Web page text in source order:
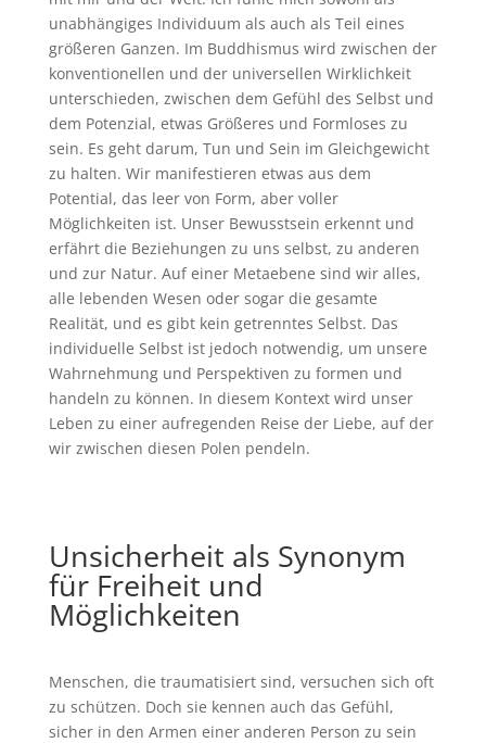
unabhängiges Individuum als auch als Teil eines
größeren Ganzen. Im Buddhismus wird zwischen der
konventionellen und der universellen Wirklichkeit
unterschieden, zwischen dem Gefühl des Selbst und
dem Potenzial, etwas Größeres und Formloses zu
sein. Es geht darum, Tun und Sein im Gleichgewicht
zu halten. Wir manifestieren etwas aus dem
Potential, das leer von Form, aber voller
Möglichkeiten ist. Unser Bewusstsein erkennt und
erfährt die Beziehungen zu uns selbst, zu anderen
und zur Natur. Auf einer Metaebene sind wir alles,
alle lebenden Wesen oder sogar die gesamte
Realität, und es gibt kein getrenntes Selbst. Das
individuelle Selbst ist jedoch notwendig, um unsere
Wahrnehmung und Perspektiven zu formen und
handeln zu können. In diesem Kontext wird unser
Leben zu einer aufregenden Reise der Liebe, auf der
wir zwischen diesen Polen pendeln.
Unsicherheit als Synonym
für Freiheit und
Möglichkeiten
Menschen, die traumatisiert sind, versuchen sich oft
zu schützen. Doch sie kennen auch das Gefühl,
sicher in den Armen einer anderen Person zu sein